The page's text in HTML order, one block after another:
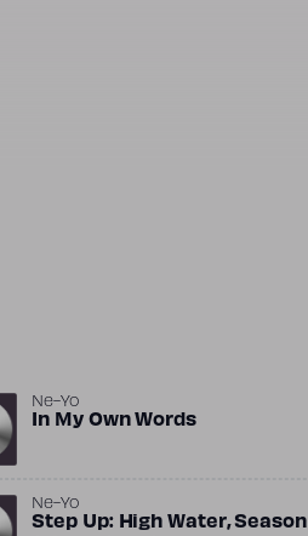
Ne-Yo
In My Own Words
Ne-Yo
Step Up: High Water, Season